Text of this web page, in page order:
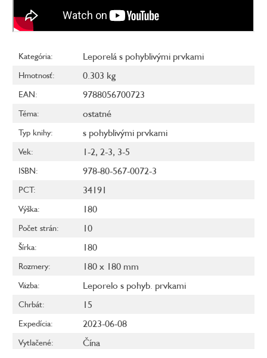
Kategória: Leporelá s pohyblivými prvkami
Hmotnosť: 0.303 kg
EAN: 9788056700723
Téma: ostatné
Typ knihy: s pohyblivými prvkami
Vek: 1-2, 2-3, 3-5
ISBN: 978-80-567-0072-3
PCT: 34191
Výška: 180
Počet strán: 10
Šírka: 180
Rozmery: 180 x 180 mm
Väzba: Leporelo s pohyb. prvkami
Chrbát: 15
Expedícia: 2023-06-08
Vytlačené: Čína